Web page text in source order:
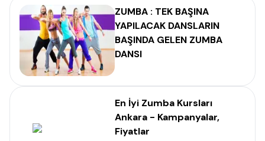
ZUMBA : TEK BAŞINA
YAPILACAK DANSLARIN
BAŞINDA GELEN ZUMBA
DANSI
En İyi Zumba Kursları
Ankara - Kampanyalar,
Fiyatlar